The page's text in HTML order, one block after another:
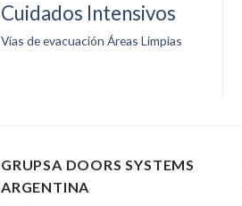
Cuidados Intensivos
Vías de evacuación Áreas Limpias
GRUPSA DOORS SYSTEMS
ARGENTINA